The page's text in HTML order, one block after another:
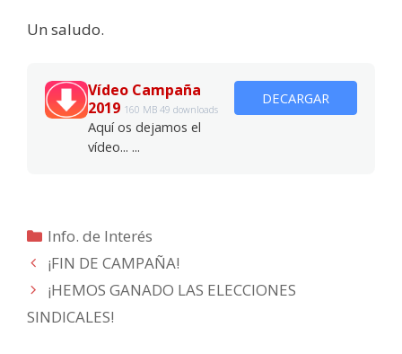
Un saludo.
Vídeo Campaña
2019 160 MB 49 downloads
Aquí os dejamos el
vídeo... ...
DECARGAR
Categorías
Info. de Interés
¡FIN DE CAMPAÑA!
¡HEMOS GANADO LAS ELECCIONES
SINDICALES!